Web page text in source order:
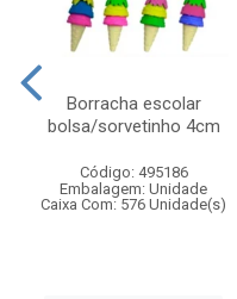
Borracha escolar
bolsa/sorvetinho 4cm
Código: 495186
Embalagem: Unidade
Caixa Com: 576 Unidade(s)